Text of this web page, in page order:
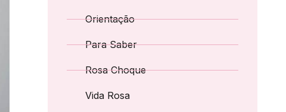
Orientação
Para Saber
Rosa Choque
Vida Rosa